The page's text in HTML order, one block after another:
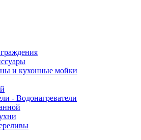
и кухонные мойки
- Водонагреватели